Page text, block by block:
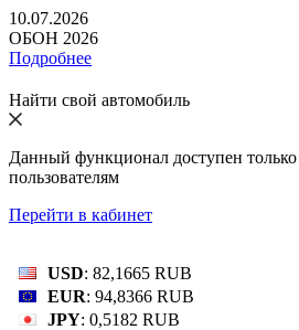
10.07.2026
ОБОН 2026
Подробнее
Найти свой автомобиль
Данный функционал доступен
пользователям
Перейти в кабинет
USD: 82,1665 RUB
EUR: 94,8366 RUB
JPY: 0,5182 RUB